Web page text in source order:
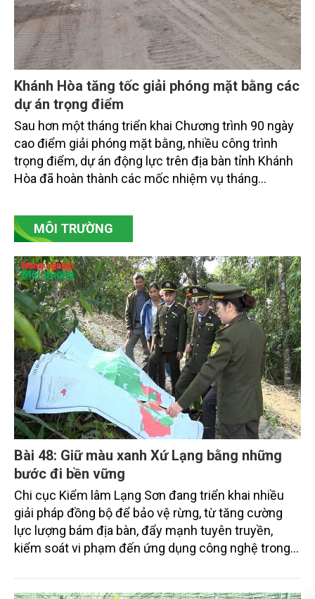
Khánh Hòa tăng tốc giải phóng mặt bằng các
dự án trọng điểm
Sau hơn một tháng triển khai Chương trình 90 ngày
cao điểm giải phóng mặt bằng, nhiều công trình
trọng điểm, dự án động lực trên địa bàn tỉnh Khánh
Hòa đã hoàn thành các mốc nhiệm vụ tháng
vụ tháng 8 và tháng 9 đang được tiếp tục triển khai
với tiến độ khác nhau.
MÔI TRƯỜNG
Bài 48: Giữ màu xanh Xứ Lạng bằng những
bước đi bền vững
Chi cục Kiểm lâm Lạng Sơn đang triển khai nhiều
giải pháp đồng bộ để bảo vệ rừng, từ tăng cường
lực lượng bám địa bàn, đẩy mạnh tuyên truyền,
kiểm soát vi phạm đến ứng dụng công nghệ trong